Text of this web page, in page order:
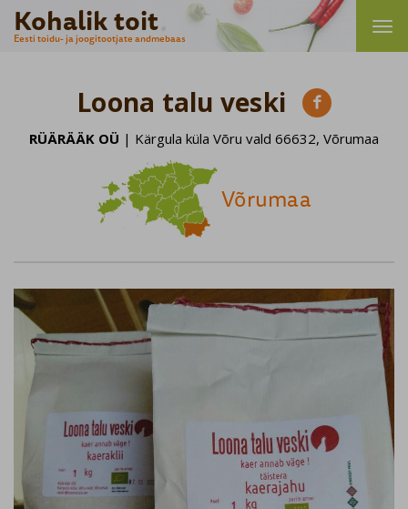
Kohalik toit
Eesti toidu- ja joogitootjate andmebaas
Loona talu veski 
RÜÄRÄÄK OÜ | Kärgula küla Võru vald 66632, Võrumaa
Võrumaa